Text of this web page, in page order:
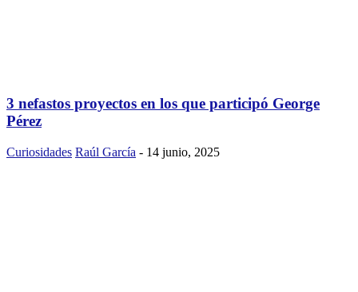
3 nefastos proyectos en los que participó George
Pérez
Curiosidades Raúl García - 14 junio, 2025